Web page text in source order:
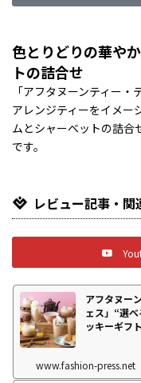
色とりどりの華や
トの詰合せ
「アフタヌーンティー
アレンジティーをイメー
ムとシャーベットの詰合
です。
レビュー記事・関
アフタヌー
ェス」“選
ッキーギフ
www.fashion-press.net